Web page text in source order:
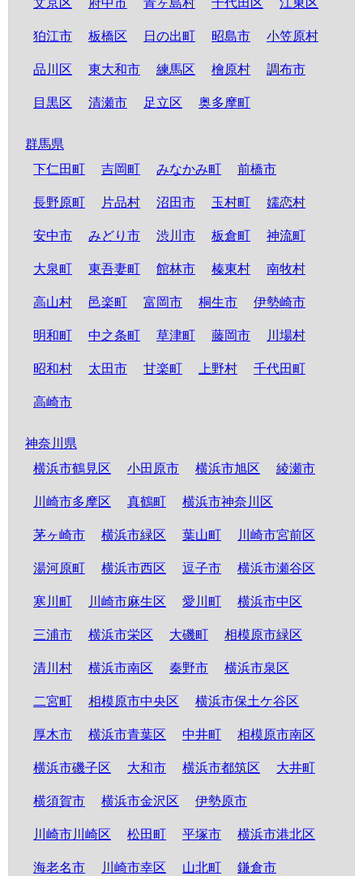
文京区 府中市 青ヶ島村 千代田区 江東区
狛江市 板橋区 日の出町 昭島市 小笠原村
品川区 東大和市 練馬区 檜原村 調布市
目黒区 清瀬市 足立区 奥多摩町
群馬県
下仁田町
吉岡町 みなかみ町 前橋市
長野原町 片品村 沼田市 玉村町 嬬恋村
安中市 みどり市 渋川市 板倉町 神流町
大泉町 東吾妻町 館林市 榛東村 南牧村
高山村 邑楽町 富岡市 桐生市 伊勢崎市
明和町 中之条町 草津町 藤岡市 川場村
昭和村 太田市 甘楽町 上野村 千代田町
高崎市
神奈川県
横浜市鶴見区
小田原市 横浜市旭区 綾瀬市
川崎市多摩区 真鶴町 横浜市神奈川区
茅ヶ崎市 横浜市緑区 葉山町 川崎市宮前区
湯河原町 横浜市西区 逗子市 横浜市瀬谷区
寒川町 川崎市麻生区 愛川町 横浜市中区
三浦市 横浜市栄区 大磯町 相模原市緑区
清川村 横浜市南区 秦野市 横浜市泉区
二宮町 相模原市中央区 横浜市保土ケ谷区
厚木市 横浜市青葉区 中井町 相模原市南区
横浜市磯子区 大和市 横浜市都筑区 大井町
横須賀市 横浜市金沢区 伊勢原市
川崎市川崎区 松田町 平塚市 横浜市港北区
海老名市 川崎市幸区 山北町 鎌倉市